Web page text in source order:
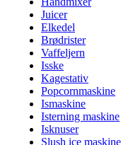
Juicer
Elkedel
Brødrister
Vaffeljern
Isske
Kagestativ
Popcornmaskine
Ismaskine
Isterning maskine
Isknuser
Slush ice maskine